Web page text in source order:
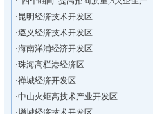
昆明经济技术开发区
遵义经济技术开发区
海南洋浦经济开发区
珠海高栏港经济区
禅城经济开发区
中山火炬高技术产业开发区
增城经济技术开发区